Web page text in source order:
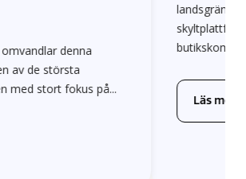
Genom att använda Shoppas
med full kontroll...